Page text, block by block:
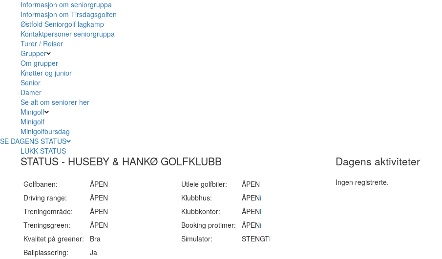
Informasjon om seniorgruppa
Informasjon om Tirsdagsgolfen
Østfold Seniorgolf lagkamp
Kontaktpersoner seniorgruppa
Turer / Reiser
Grupper
Om grupper
Knøtter og junior
Senior
Damer
Se alt om seniorer her
Minigolf
Minigolf
Minigolfbursdag
SE DAGENS STATUS
LUKK STATUS
STATUS - HUSEBY & HANKØ GOLFKLUBB
Golfbanen:
ÅPEN
Driving range:
ÅPEN
Treningområde:
ÅPEN
Treningsgreen:
ÅPEN
Kvalitet på greener:
Bra
Ballplassering:
Ja
Utleie golfbiler:
ÅPEN
Klubbhus:
ÅPENi
Klubbkontor:
ÅPENi
Booking protimer:
ÅPENi
Simulator:
STENGTi
Dagens aktiviteter
Ingen registrerte.